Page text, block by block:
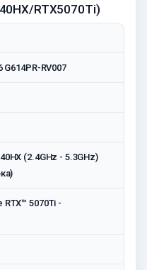
RTX5070Ti)
G614PR-RV007
(2.4GHz - 5.3GHz)
5070Ti -